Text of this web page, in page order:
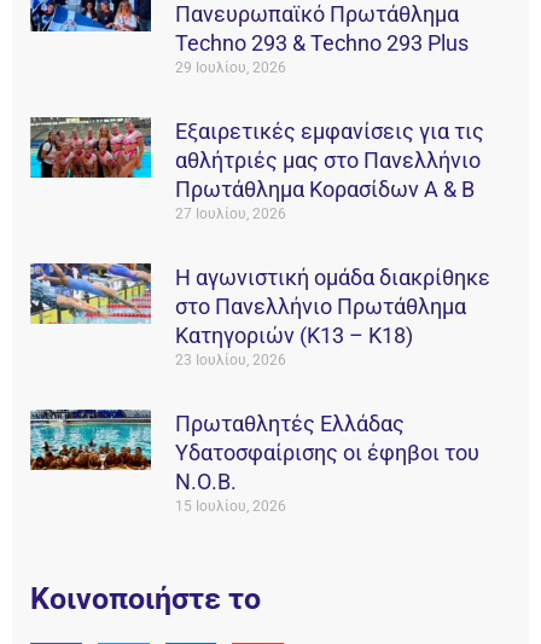
Πανευρωπαϊκό Πρωτάθλημα
Techno 293 & Techno 293 Plus
29 Ιουλίου, 2026
Εξαιρετικές εμφανίσεις για τις
αθλήτριές μας στο Πανελλήνιο
Πρωτάθλημα Κορασίδων Α & Β
27 Ιουλίου, 2026
Η αγωνιστική ομάδα διακρίθηκε
στο Πανελλήνιο Πρωτάθλημα
Κατηγοριών (Κ13 – Κ18)
23 Ιουλίου, 2026
Πρωταθλητές Ελλάδας
Υδατοσφαίρισης οι έφηβοι του
Ν.Ο.Β.
15 Ιουλίου, 2026
Κοινοποιήστε το